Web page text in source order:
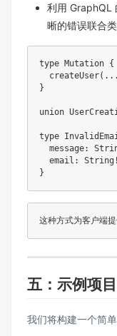
利用 GraphQL
晰的错误联合
type Mutation {
}
union
type
message:
  email: String!
五：示例项
我们将构建一个简